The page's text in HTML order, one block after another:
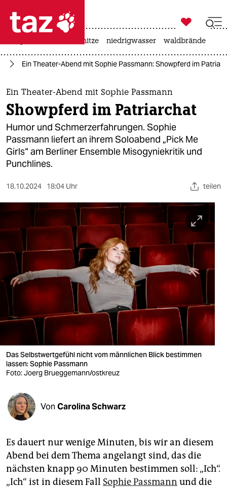
 taz zahl ich
taz zahl ich
themen
politik
öko
gesellschaft
kultur
sport
berlin
nord
wahrheit
verlag
verlag
veranstaltungen
shop
fragen & hilfe
unterstützen
abo
genossenschaft
epaper login

taz zahl ich
hitze niedrigwasser waldbrände
Ein Theater-Abend mit Sophie Passmann: Showpferd im
Ein Theater-Abend mit Sophie Passmann
Showpferd im Patriarchat
Humor und Schmerzerfahrungen. Sophie
Passmann liefert an ihrem Soloabend „Pick Me
Girls“ am Berliner Ensemble Misogyniekritik und
Punchlines.
18.10.2024 18:04 Uhr teilen
Das Selbstwertgefühl nicht vom männlichen Blick bestimmen
lassen: Sophie Passmann
Foto: Joerg Brueggemann/ostkreuz
Von Carolina Schwarz
Es dauert nur wenige Minuten, bis wir an diesem
Abend bei dem Thema angelangt sind, das die
nächsten knapp 90 Minuten bestimmen soll: „Ich“.
„Ich“ ist in diesem Fall Sophie Passmann und die